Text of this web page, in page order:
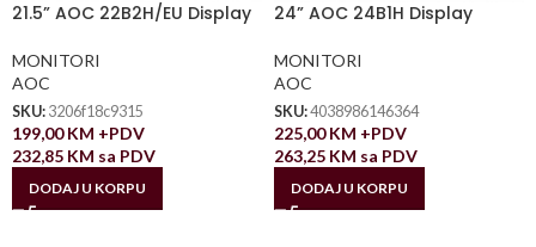
21.5” AOC 22B2H/EU Display
MONITORI
AOC
SKU: 3206f18c9315
199,00KM +PDV
232,85 KM sa PDV
DODAJ U KORPU
24” AOC 24B1H Display
MONITORI
AOC
SKU:4038986146364
225,00KM +PDV
263,25 KM sa PDV
DODAJ U KORPU